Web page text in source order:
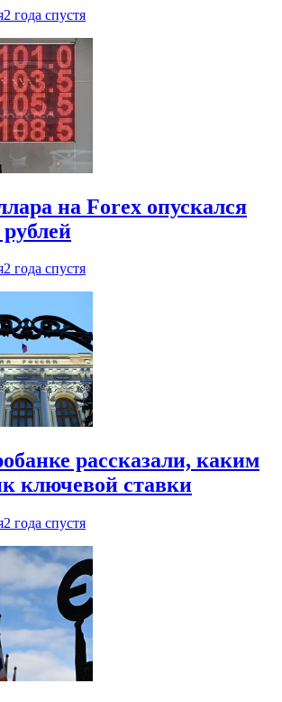
2 года спустя
на Forex опускался
2 года спустя
рассказали, каким
ключевой ставки
2 года спустя